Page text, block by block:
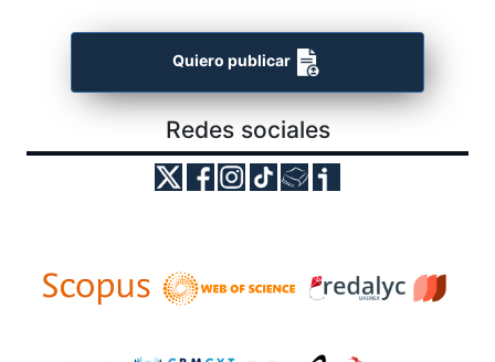
Quiero publicar
Redes sociales